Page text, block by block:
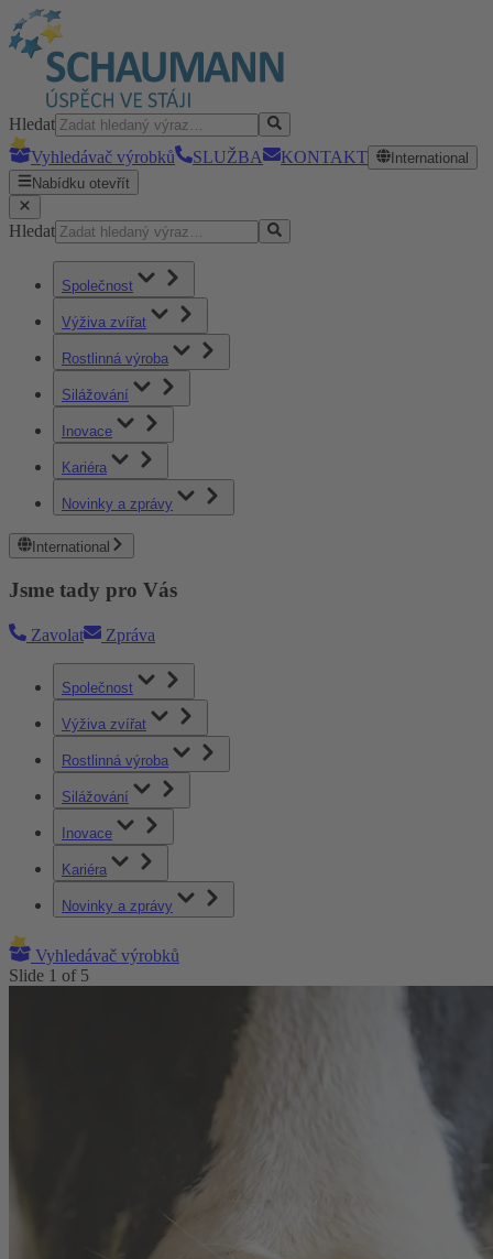
Hledat
Vyhledávač výrobků
SLUŽBA KONTAKT
International
Nabídku otevřít
Hledat
Společnost
Výživa zvířat
Rostlinná výroba
Silážování
Inovace
Kariéra
Novinky a zprávy
International
Jsme tady pro Vás
Zavolat Zpráva
Společnost
Výživa zvířat
Rostlinná výroba
Silážování
Inovace
Kariéra
Novinky a zprávy
Vyhledávač výrobků
Slide 1 of 5